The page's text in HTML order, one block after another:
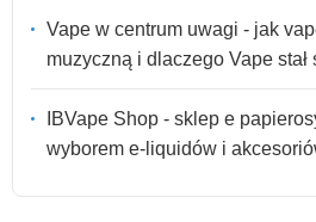
Vape w centrum uwagi - jak
muzyczną i dlaczego Vape
IBVape Shop - sklep e
wyborem e-liquidów i